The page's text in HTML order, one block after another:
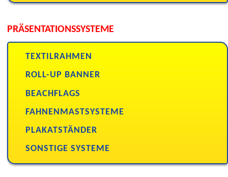
PRÄSENTATIONSSYSTEME
TEXTILRAHMEN
ROLL-UP BANNER
BEACHFLAGS
FAHNENMASTSYSTEME
PLAKATSTÄNDER
SONSTIGE SYSTEME